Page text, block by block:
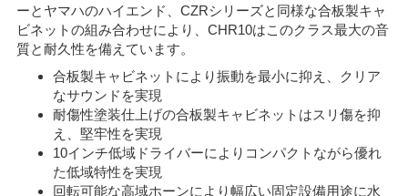
ーとヤマハのハイエンド、CZRシリーズと同様な合板製キャ
ビネットの組み合わせにより、CHR10はこのクラス最大の音
質と耐久性を備えています。
合板製キャビネットにより振動を最小に抑え、クリア
なサウンドを実現
耐傷性塗装仕上げの合板製キャビネットはスリ傷を抑
え、堅牢性を実現
10インチ低域ドライバーによりコンパクトながら優れ
た低域特性を実現
回転可能な高域ホーンにより幅広い固定設備用途に水